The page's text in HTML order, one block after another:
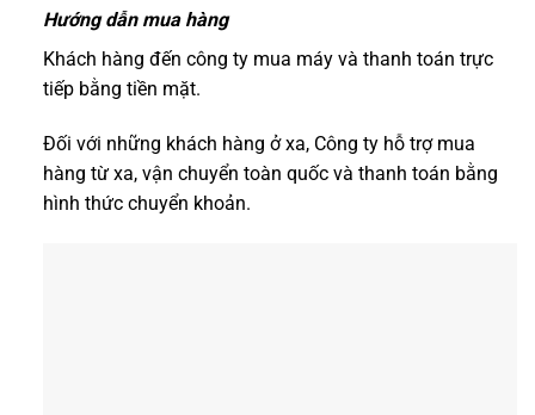
Hướng dẫn mua hàng
Khách hàng đến công ty mua máy và thanh toán trực
tiếp bằng tiền mặt.
Đối với những khách hàng ở xa, Công ty hỗ trợ mua
hàng từ xa, vận chuyển toàn quốc và thanh toán bằng
hình thức chuyển khoản.